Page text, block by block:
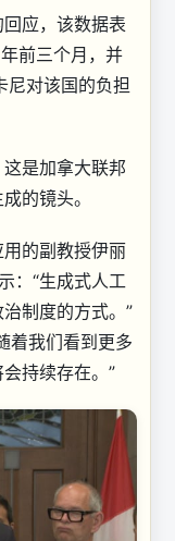
应，该数据表
前三个月，并
尼对该国的负担
是加拿大联邦
的镜头。
的副教授伊丽
：“生成式人工
制度的方式。”
着我们看到更多
持续存在。”